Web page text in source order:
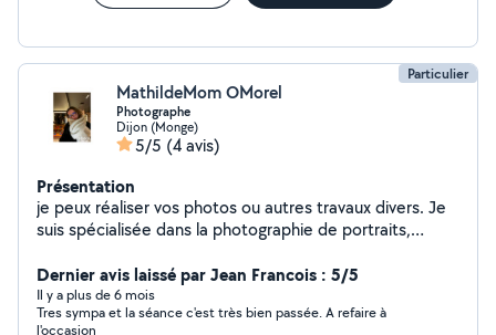
Particulier
MathildeMom OMorel
Photographe
Dijon (Monge)
5/5 (4 avis)
Présentation
je peux réaliser vos photos ou autres travaux divers. Je
suis spécialisée dans la photographie de portraits,
photographies qui ont pour but de mettre en valeur des
objets ou des pièces. Je suis diplômée en art ( Master +
licence)
Dernier avis laissé par Jean Francois : 5/5
Il y a plus de 6 mois
Tres sympa et la séance c'est très bien passée. A refaire à
l'occasion